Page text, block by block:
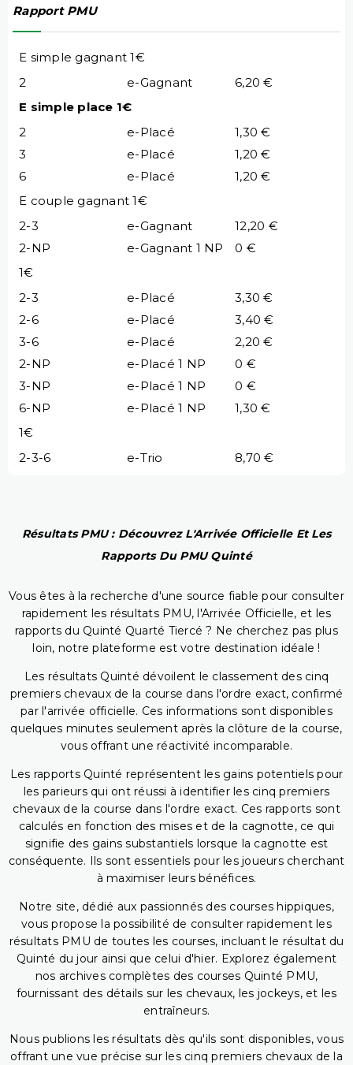
Rapport PMU
E simple gagnant 1€
2
e-Gagnant
6,20 €
E simple place 1€
2
e-Placé
1,30 €
3
e-Placé
1,20 €
6
e-Placé
1,20 €
E couple gagnant 1€
2-3
e-Gagnant
12,20 €
2-NP
e-Gagnant 1 NP
0 €
1€
2-3
e-Placé
3,30 €
2-6
e-Placé
3,40 €
3-6
e-Placé
2,20 €
2-NP
e-Placé 1 NP
0 €
3-NP
e-Placé 1 NP
0 €
6-NP
e-Placé 1 NP
1,30 €
1€
2-3-6
e-Trio 8,70 €
Résultats PMU : Découvrez L'Arrivée Officielle Et Les
Rapports Du PMU Quinté
Vous êtes à la recherche d'une source fiable pour consulter
rapidement les résultats PMU, l'Arrivée Officielle, et les
rapports du Quinté Quarté Tiercé ? Ne cherchez pas plus
loin, notre plateforme est votre destination idéale !
Les résultats Quinté dévoilent le classement des cinq
premiers chevaux de la course dans l'ordre exact, confirmé
par l'arrivée officielle. Ces informations sont disponibles
quelques minutes seulement après la clôture de la course,
vous offrant une réactivité incomparable.
Les rapports Quinté représentent les gains potentiels pour
les parieurs qui ont réussi à identifier les cinq premiers
chevaux de la course dans l'ordre exact. Ces rapports sont
calculés en fonction des mises et de la cagnotte, ce qui
signifie des gains substantiels lorsque la cagnotte est
conséquente. Ils sont essentiels pour les joueurs cherchant
à maximiser leurs bénéfices.
Notre site, dédié aux passionnés des courses hippiques,
vous propose la possibilité de consulter rapidement les
résultats PMU de toutes les courses, incluant le résultat du
Quinté du jour ainsi que celui d'hier. Explorez également
nos archives complètes des courses Quinté PMU,
fournissant des détails sur les chevaux, les jockeys, et les
entraîneurs.
Nous publions les résultats dès qu'ils sont disponibles, vous
offrant une vue précise sur les cinq premiers chevaux de la